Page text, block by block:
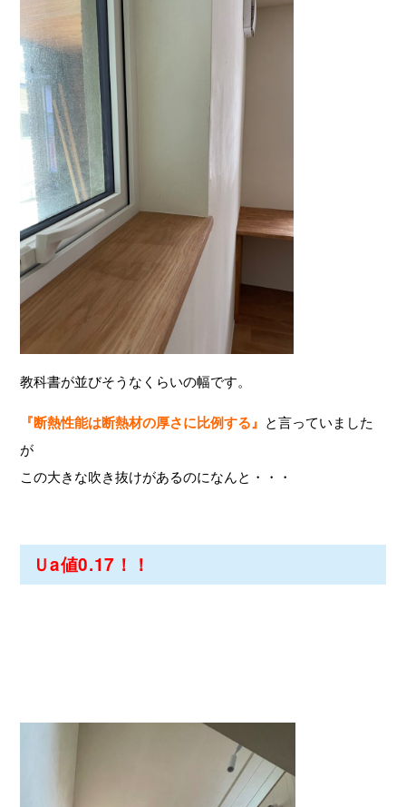
教科書が並びそうなくらいの幅です。
『断熱性能は断熱材の厚さに比例する』 と言っていました
が
この大きな吹き抜けがあるのになんと・・・
Ｕa値0.17！！